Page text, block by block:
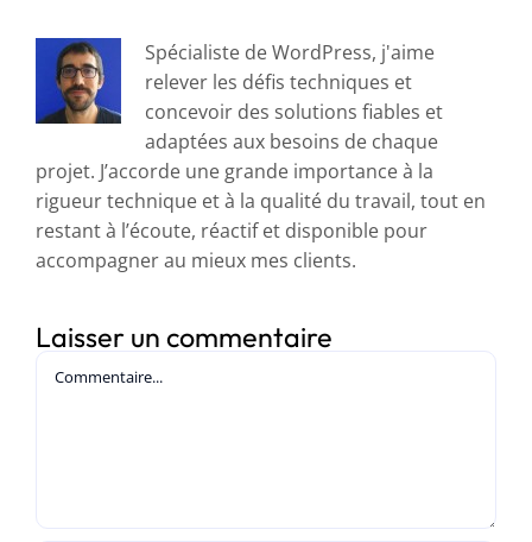
Spécialiste de WordPress, j'aime
relever les défis techniques et
concevoir des solutions fiables et
adaptées aux besoins de chaque
projet. J’accorde une grande importance à la
rigueur technique et à la qualité du travail, tout en
restant à l’écoute, réactif et disponible pour
accompagner au mieux mes clients.
Laisser un commentaire